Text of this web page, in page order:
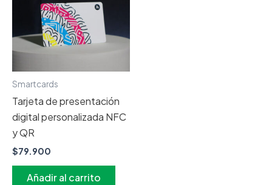
Smartcards
Tarjeta de presentación
digital personalizada NFC
y QR
$79.900
Añadir al carrito